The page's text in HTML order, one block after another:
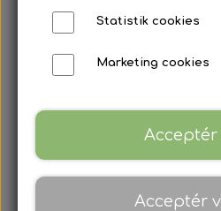
Statistik cookies
Marketing cookies
Acceptér
Acceptér